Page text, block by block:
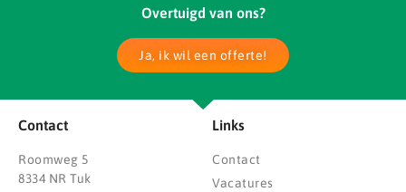
Overtuigd van ons?
Ja, ik wil een offerte!
Contact
Roomweg 5
8334 NR Tuk
Links
Contact
Vacatures